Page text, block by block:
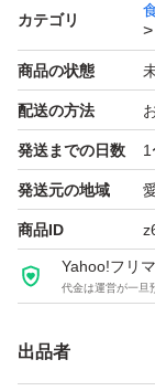
アウトレット品
お品物がその時
どうぞ、ご理解
宜しくお願い致
賞味期限→２０
小粒タイプの準
カテゴリ
商品の状態
配送の方法
発送までの日数
発送元の地域
商品ID
Yahoo!フリ
代金は運営が一旦
出品者